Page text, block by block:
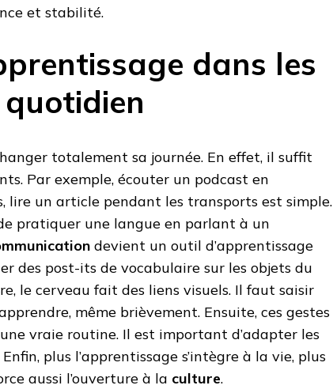
et stabilité.
dans les
totalement sa journée. En effet, il suffit
Par exemple, écouter un podcast en
lire un article pendant les transports est simple.
pratiquer une langue en parlant à un
devient un outil d’apprentissage
des post-its de vocabulaire sur les objets du
le cerveau fait des liens visuels. Il faut saisir
même brièvement. Ensuite, ces gestes
vraie routine. Il est important d’adapter les
plus l’apprentissage s’intègre à la vie, plus
aussi l’ouverture à la culture.